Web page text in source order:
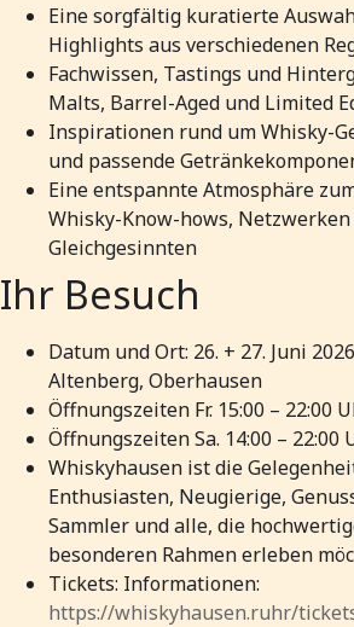
Eine sorgfältig kuratierte
Highlights aus verschiedenen
Fachwissen, Tastings und
Malts, Barrel-Aged und Limited
Inspirationen rund um Whisky-
und passende
Eine entspannte Atmosphäre
Whisky-Know-hows,
Gleichgesinnten
Ihr Besuch
Datum und Ort: 26. + 27. Juni
Altenberg, Oberhausen
Öffnungszeiten Fr. 15:00 – 22:00
Öffnungszeiten Sa. 14:00 – 22:00
Whiskyhausen ist die
Enthusiasten, Neugierige,
Sammler und alle, die
besonderen Rahmen erleben
Tickets: Informationen:
https://whiskyhausen.ruhr/